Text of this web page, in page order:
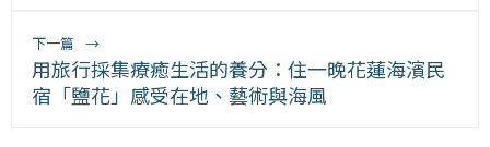
下一篇 →
用旅行採集療癒生活的養分：住一晚花蓮海濱民
宿「鹽花」感受在地、藝術與海風